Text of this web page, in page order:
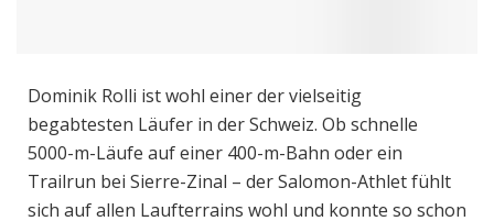
Dominik Rolli ist wohl einer der vielseitig
begabtesten Läufer in der Schweiz. Ob schnelle
5000-m-Läufe auf einer 400-m-Bahn oder ein
Trailrun bei Sierre-Zinal – der Salomon-Athlet fühlt
sich auf allen Laufterrains wohl und konnte so schon